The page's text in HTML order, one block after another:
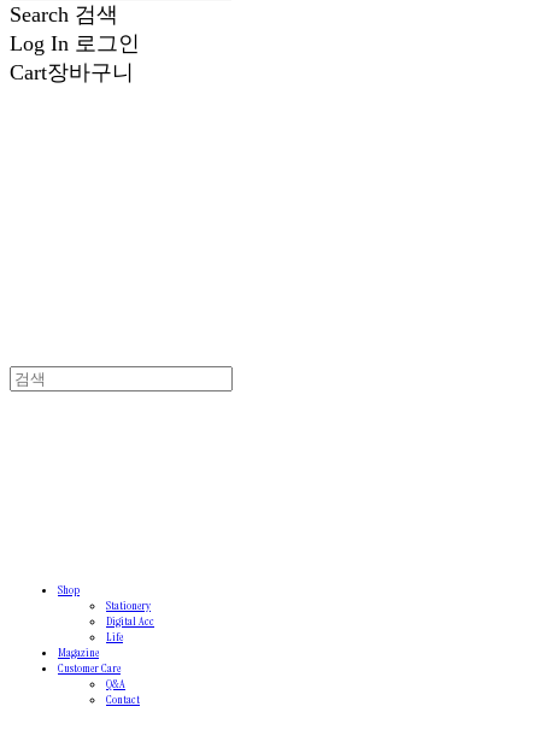
Search 검색
Log In 로그인
Cart장바구니
Shop
Stationery
Digital Acc
Life
Magazine
Customer Care
Q&A
Contact